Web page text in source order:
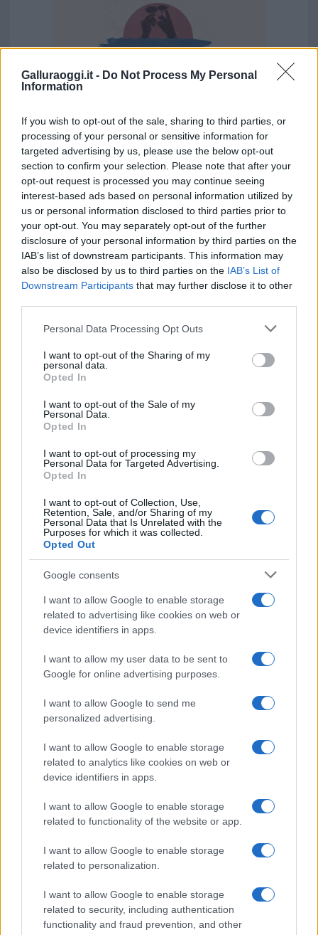
Galluraoggi.it - Do Not Process My Personal
Information
If you wish to opt-out of the sale, sharing to third parties, or
processing of your personal or sensitive information for
targeted advertising by us, please use the below opt-out
section to confirm your selection. Please note that after your
opt-out request is processed you may continue seeing
interest-based ads based on personal information utilized by
us or personal information disclosed to third parties prior to
your opt-out. You may separately opt-out of the further
disclosure of your personal information by third parties on the
IAB’s list of downstream participants. This information may
also be disclosed by us to third parties on the IAB’s List of
Downstream Participants that may further disclose it to other
Please note that this website/app uses one or more Google
not limited to your visit or usage behaviour. You may click to
grant or deny consent to Google and its third-party tags to
use your data for below specified purposes in below Google
consent section.
Personal Data Processing Opt Outs
I want to opt-out of the Sharing of my
personal data.
Opted In
I want to opt-out of the Sale of my
Personal Data.
Opted In
I want to opt-out of processing my
Personal Data for Targeted Advertising.
Opted In
I want to opt-out of Collection, Use,
Retention, Sale, and/or Sharing of my
Personal Data that Is Unrelated with the
Purposes for which it was collected.
Opted Out
Google consents
I want to allow Google to enable storage
related to advertising like cookies on web or
device identifiers in apps.
I want to allow my user data to be sent to
Google for online advertising purposes.
I want to allow Google to send me
personalized advertising.
I want to allow Google to enable storage
related to analytics like cookies on web or
device identifiers in apps.
I want to allow Google to enable storage
related to functionality of the website or app.
I want to allow Google to enable storage
related to personalization.
I want to allow Google to enable storage
related to security, including authentication
functionality and fraud prevention, and other
Vuoi rimuovere le pubblicità nazionali?
Puoi abbonarti asoli € 1,10 al mese
cliccandoqui
Sei già abbonato?
cliccandoqui
TEMI:
Cartella Clinica Elettronica Olbia
Cesare Delussu
Marco Galisai
GalluraOggi.it
Inviaci le tue segnalazioni,
i tuoi video e le tue foto
Su WhatsApp al numero +39
345 356 7512
Ricevi le nostre ultime news
daGoogle News
Condividi l'articolo
F
a
ce
b
T
w
it
te
Pi
n
te
re
W
h
at
s
S
a
re
Articolo precedente
Prossimo articolo